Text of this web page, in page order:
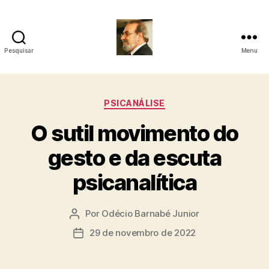
Pesquisar
Girola
-
Psicanalista
e
Terapeuta
Familiar
Menu
Categorias
PSICANÁLISE
O sutil movimento do
gesto e da escuta
psicanalítica
Autor
do
post
Por Odécio Barnabé Junior
Data29 de novembro de 2022